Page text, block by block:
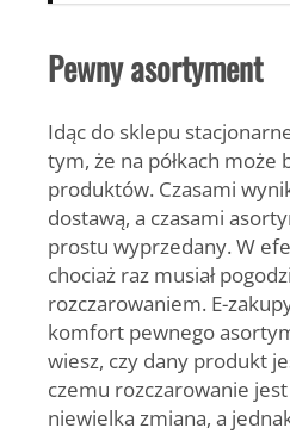
Pewny asortyment
Idąc do sklepu
tym, że na półkach
produktów. Czasami
dostawą, a czasami
prostu wyprzedany. W
chociaż raz musiał
rozczarowaniem. E-
komfort pewnego
wiesz, czy dany produkt
czemu rozczarowanie
niewielka zmiana, a